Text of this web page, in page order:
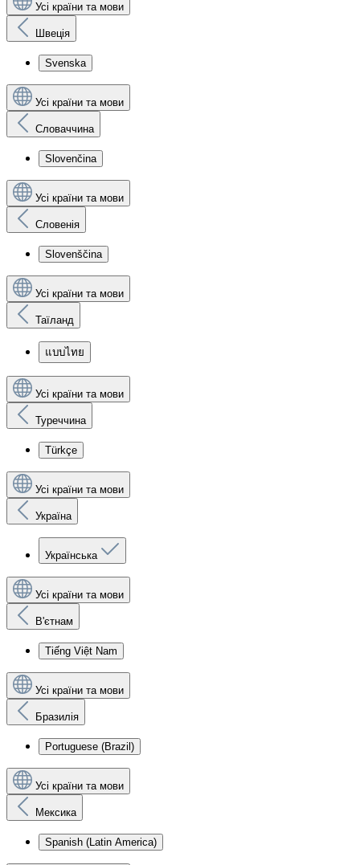
Усі країни та мови
Швеція
Svenska
Усі країни та мови
Словаччина
Slovenčina
Усі країни та мови
Словенія
Slovenščina
Усі країни та мови
Таїланд
แบบไทย
Усі країни та мови
Туреччина
Türkçe
Усі країни та мови
Україна
Українська
Усі країни та мови
В'єтнам
Tiếng Việt Nam
Усі країни та мови
Бразилія
Portuguese (Brazil)
Усі країни та мови
Мексика
Spanish (Latin America)